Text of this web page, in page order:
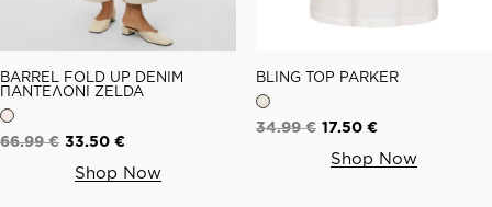
BARREL FOLD UP DENIM
ΠΑΝΤΕΛΟΝΙ ZELDA
66.99€ 33.50 €
Shop Now
BLING TOP PARKER
34.99€ 17.50 €
Shop Now